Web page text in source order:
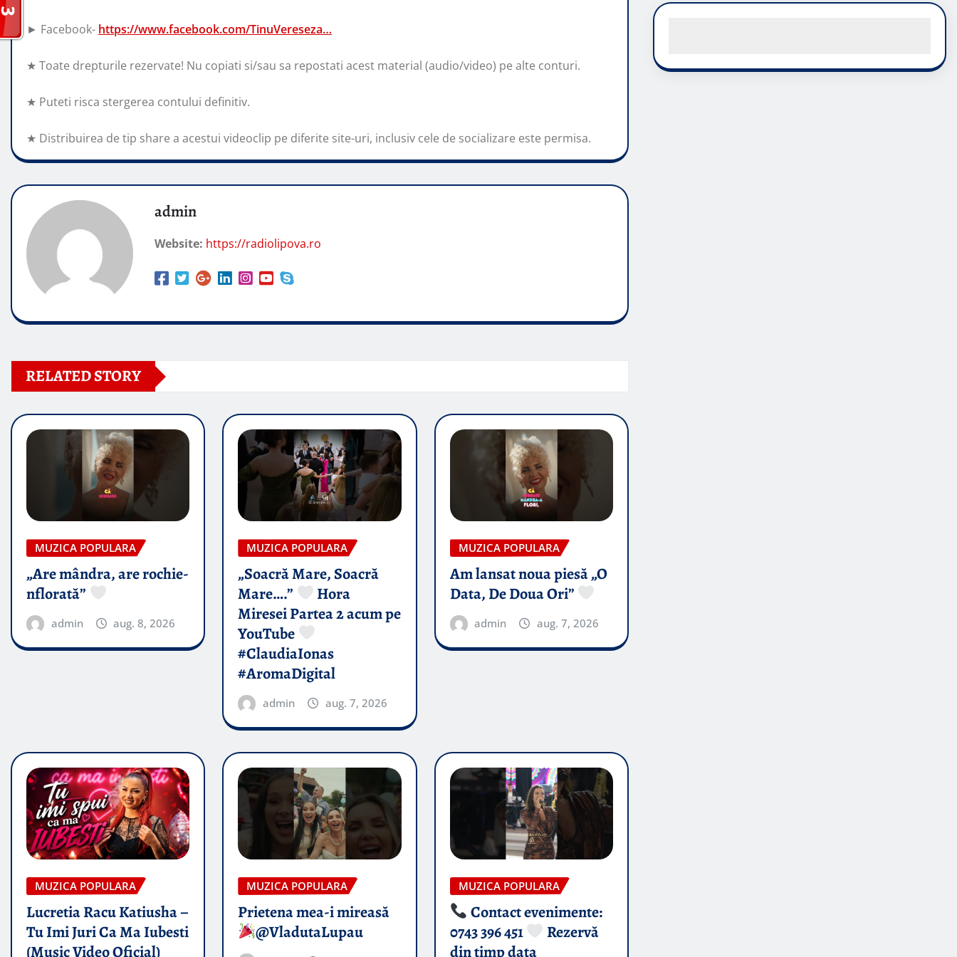
► Facebook- https://www.facebook.com/TinuVereseza…
★ Toate drepturile rezervate! Nu copiati si/sau sa repostati acest material (audio/video) pe alte conturi.
★ Puteti risca stergerea contului definitiv.
★ Distribuirea de tip share a acestui videoclip pe diferite site-uri, inclusiv cele de socializare este permisa.
admin
Website: https://radiolipova.ro
RELATED STORY
MUZICA POPULARA
„Are mândra, are rochie-
nflorată”
admin aug. 8, 2026
MUZICA POPULARA
„Soacră Mare, Soacră
Mare….”
Hora
Miresei Partea 2 acum pe
YouTube
#ClaudiaIonas
#AromaDigital
admin aug. 7, 2026
MUZICA POPULARA
Am lansat noua piesă „O
Data, De Doua Ori”
admin aug. 7, 2026
MUZICA POPULARA
Lucretia Racu Katiusha –
Tu Imi Juri Ca Ma Iubesti
(Music Video Oficial)
MUZICA POPULARA
Prietena mea-i mireasă​
@VladutaLupau
MUZICA POPULARA
Contact evenimente:
0743 396 451
Rezervă
din timp data